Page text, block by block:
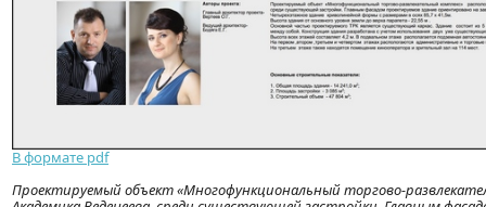
В формате pdf
Проектируемый объект «Многофункциональный торгово-